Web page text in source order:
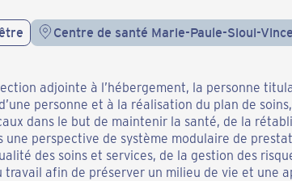
Centre de santé Marie-Paule-Sioui-
adjointe à l’hébergement, la personne
personne et à la réalisation du plan de
dans le but de maintenir la santé, de la
perspective de système modulaire de
des soins et services, de la gestion des
afin de préserver un milieu de vie et une